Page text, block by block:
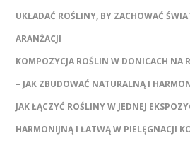
UKŁADAĆ ROŚLINY, BY ZACHOWAĆ
ARANŻACJI
KOMPOZYCJA ROŚLIN W DONICACH NA
– JAK ZBUDOWAĆ NATURALNĄ I
JAK ŁĄCZYĆ ROŚLINY W JEDNEJ
HARMONIJNĄ I ŁATWĄ W PIELĘGNACJI